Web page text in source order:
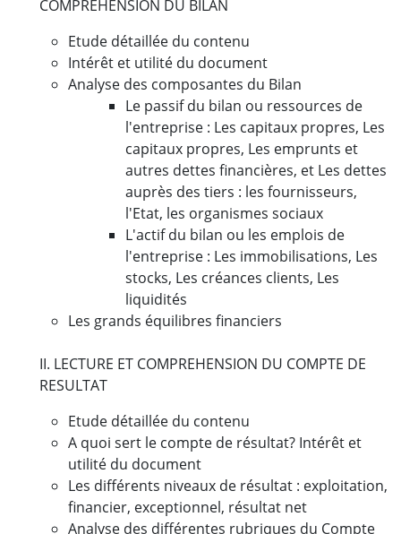
COMPREHENSION DU BILAN
Etude détaillée du contenu
Intérêt et utilité du document
Analyse des composantes du Bilan
Le passif du bilan ou ressources de
l'entreprise : Les capitaux propres, Les
capitaux propres, Les emprunts et
autres dettes financières, et Les dettes
auprès des tiers : les fournisseurs,
l'Etat, les organismes sociaux
L'actif du bilan ou les emplois de
l'entreprise : Les immobilisations, Les
stocks, Les créances clients, Les
liquidités
Les grands équilibres financiers
II. LECTURE ET COMPREHENSION DU COMPTE DE
RESULTAT
Etude détaillée du contenu
A quoi sert le compte de résultat? Intérêt et
utilité du document
Les différents niveaux de résultat : exploitation,
financier, exceptionnel, résultat net
Analyse des différentes rubriques du Compte